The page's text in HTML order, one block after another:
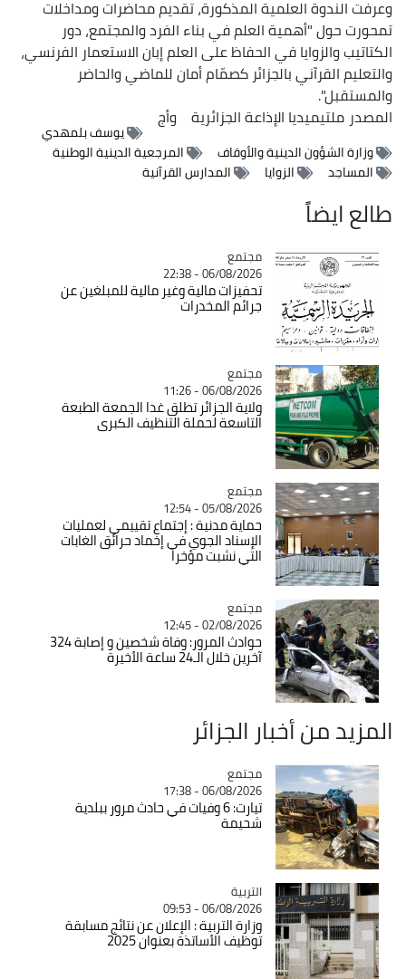
وعرفت الندوة العلمية المذكورة، تقديم محاضرات ومداخلات
تمحورت حول "أهمية العلم في بناء الفرد والمجتمع، دور
الكتاتيب والزوايا في الحفاظ على العلم إبان الاستعمار الفرنسي،
والتعليم القرآني بالجزائر كصمّام أمان للماضي والحاضر
والمستقبل".
المصدرملتيميديا الإذاعة الجزائرية وأج
يوسف بلمهدي
وزارة الشؤون الدينية والأوقاف
المرجعية الدينية الوطنية
المساجد
الزوايا المدارس القرآنية
طالع ايضاً
Catégorie
مجتمع
06/08/2026 - 22:38
تحفيزات مالية وغير مالية للمبلغين عن
جرائم المخدرات
Catégorie
مجتمع
06/08/2026 - 11:26
ولاية الجزائر تطلق غدا الجمعة الطبعة
التاسعة لحملة التنظيف الكبرى
Catégorie
مجتمع
05/08/2026 - 12:54
حماية مدنية : إجتماع تقييمي لعمليات
الإسناد الجوي في إخماد حرائق الغابات
التي نشبت مؤخرا
Catégorie
مجتمع
02/08/2026 - 12:45
حوادث المرور: وفاة شخصين و إصابة 324
آخرين خلال الـ24 ساعة الأخيرة
المزيد من أخبار الجزائر
Catégorie
مجتمع
06/08/2026 - 17:38
تيارت: 6 وفيات في حادث مرور ببلدية
شحيمة
Catégorie
التربية
06/08/2026 - 09:53
وزارة التربية : الإعلان عن نتائج مسابقة
توظيف الأساتذة بعنوان 2025